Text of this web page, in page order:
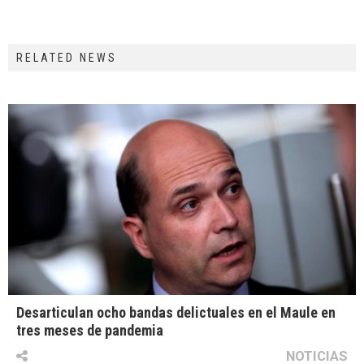
RELATED NEWS
Desarticulan ocho bandas delictuales en el Maule en
tres meses de pandemia
NOTICIAS